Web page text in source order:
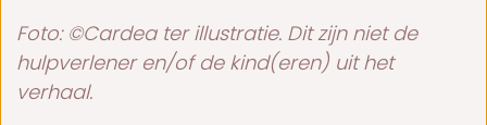
Foto: ©Cardea ter illustratie. Dit zijn niet de
hulpverlener en/of de kind(eren) uit het
verhaal.